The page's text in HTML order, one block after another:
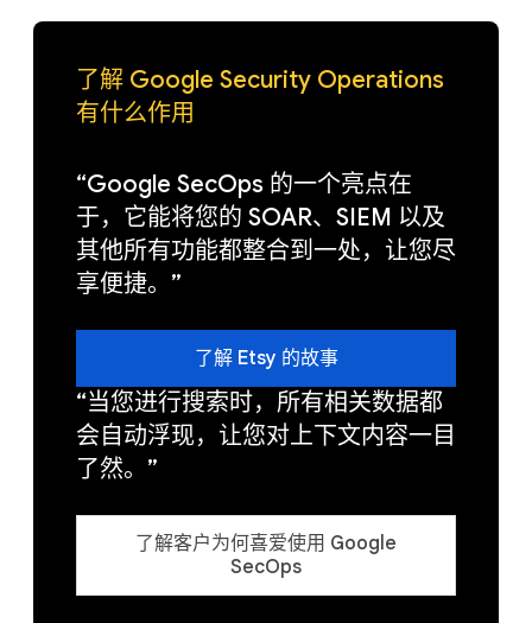
了解 Google Security Operations
有什么作用
“Google SecOps 的一个亮点在
于，它能将您的 SOAR、SIEM 以及
其他所有功能都整合到一处，让您尽
享便捷。”
了解 Etsy 的故事
“当您进行搜索时，所有相关数据都
会自动浮现，让您对上下文内容一目
了然。”
了解客户为何喜爱使用 Google
SecOps